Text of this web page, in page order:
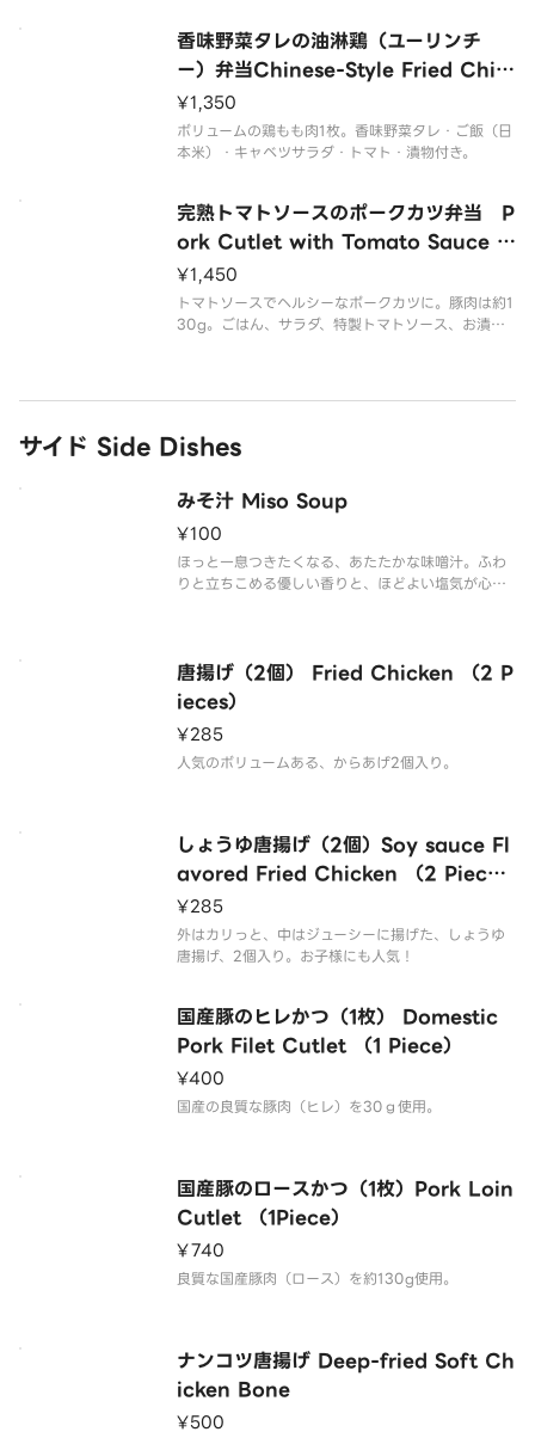
white radish ponzu rice cab
香味野菜タレの油淋鶏（ユーリンチ
ー）弁当Chinese-Style Fried Chic
ken Set Meal
¥1,350
ボリュームの鶏もも肉1枚。香味野菜タレ・ご飯（日
本米）・キャベツサラダ・トマト・漬物付き。
完熟トマトソースのポークカツ弁当 P
ork Cutlet with Tomato Sauce S
et
¥1,450
トマトソースでヘルシーなポークカツに。豚肉は約1
30g。ごはん、サラダ、特製トマトソース、お漬物
サイド Side Dishes
みそ汁 Miso Soup
¥100
ほっと一息つきたくなる、あたたかな味噌汁。ふわ
りと立ちこめる優しい香りと、ほどよい塩気が心を
唐揚げ（2個） Fried Chicken （2 P
ieces）
¥285
人気のボリュームある、からあげ2個入り。
しょうゆ唐揚げ（2個）Soy sauce Fl
avored Fried Chicken （2 Piece
s）
¥285
外はカリっと、中はジューシーに揚げた、しょうゆ
唐揚げ、2個入り。お子様にも人気！
国産豚のヒレかつ（1枚） Domestic
Pork Filet Cutlet （1 Piece）
¥400
国産の良質な豚肉（ヒレ）を30ｇ使用。
国産豚のロースかつ（1枚）Pork Loin
Cutlet （1Piece）
¥740
良質な国産豚肉（ロース）を約130g使用。
ナンコツ唐揚げ Deep-fried Soft Ch
icken Bone
¥500